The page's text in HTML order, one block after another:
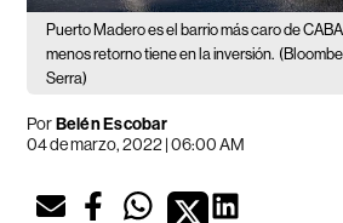
Puerto Madero es el barrio más caro de
menos retorno tiene en la inversión.
Serra)
PorBelén Escobar
04 de marzo, 2022 | 06:00 AM